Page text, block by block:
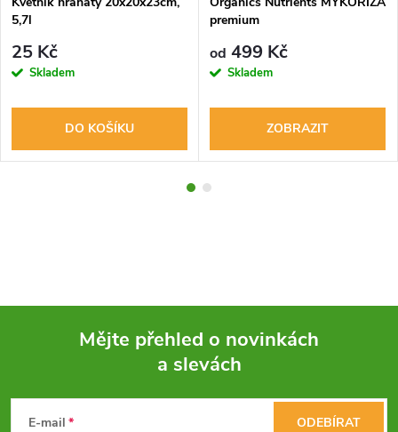
5,7l
25 Kč
Skladem
DO KOŠÍKU
premium
od 499 Kč
Skladem
ZOBRAZIT
Mějte přehled o novinkách
a slevách
E-mail ODEBÍRAT